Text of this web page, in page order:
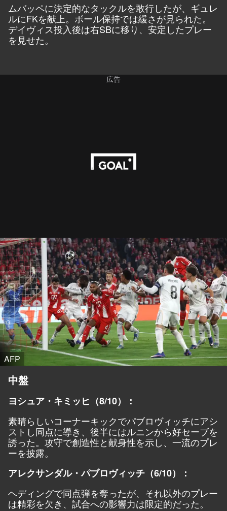
ムバッペに決定的なタックルを敢行したが、ギュレ
ルにFKを献上。ボール保持では緩さが見られた。
デイヴィス投入後は右SBに移り、安定したプレー
を見せた。
広告
AFP
中盤
ヨシュア・キミッヒ（8/10）：
素晴らしいコーナーキックでパブロヴィッチにアシ
ストし同点に導き、後半にはルニンから好セーブを
誘った。攻守で創造性と献身性を示し、一流のプレ
ーを披露。
アレクサンダル・パブロヴィッチ（6/10）：
ヘディングで同点弾を奪ったが、それ以外のプレー
は精彩を欠き、試合への影響力は限定的だった。